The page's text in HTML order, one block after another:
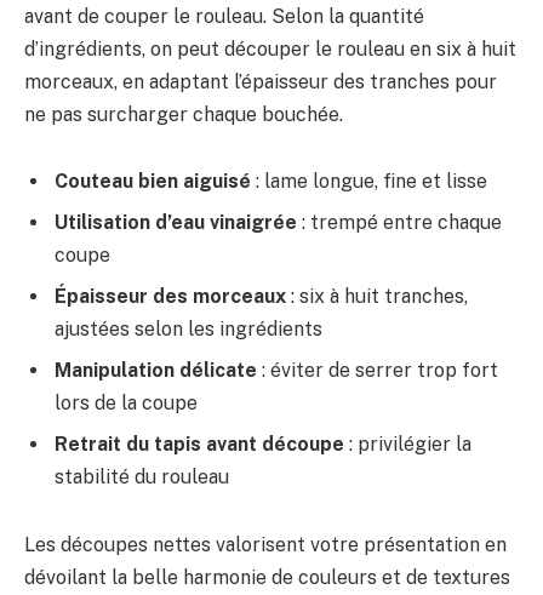
avant de couper le rouleau. Selon la quantité
d’ingrédients, on peut découper le rouleau en six à huit
morceaux, en adaptant l’épaisseur des tranches pour
ne pas surcharger chaque bouchée.
Couteau bien aiguisé : lame longue, fine et lisse
Utilisation d’eau vinaigrée : trempé entre chaque
coupe
Épaisseur des morceaux : six à huit tranches,
ajustées selon les ingrédients
Manipulation délicate : éviter de serrer trop fort
lors de la coupe
Retrait du tapis avant découpe : privilégier la
stabilité du rouleau
Les découpes nettes valorisent votre présentation en
dévoilant la belle harmonie de couleurs et de textures